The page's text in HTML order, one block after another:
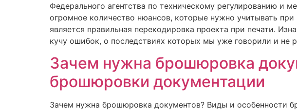
Федерального агентства по техническому регулированию и
огромное количество нюансов, которые нужно учитывать
является правильная перекодировка проекта при печати.
кучу ошибок, о последствиях которых мы уже говорили и не
Зачем нужна брошюровка
брошюровки документации
Зачем нужна брошюровка документов? Виды и особенности